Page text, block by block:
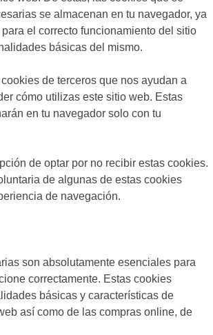
se almacenan en tu navegador, ya
el correcto funcionamiento del sitio
básicas del mismo.
de terceros que nos ayudan a
cómo utilizas este sitio web. Estas
en tu navegador solo con tu
de optar por no recibir estas cookies.
de algunas de estas cookies
de navegación.
son absolutamente esenciales para
correctamente. Estas cookies
básicas y características de
así como de las compras online, de